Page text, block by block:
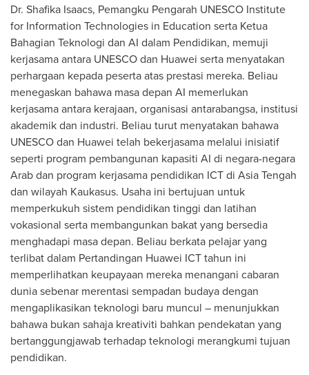
Dr. Shafika Isaacs, Pemangku Pengarah UNESCO Institute
for Information Technologies in Education serta Ketua
Bahagian Teknologi dan AI dalam Pendidikan, memuji
kerjasama antara UNESCO dan Huawei serta menyatakan
perhargaan kepada peserta atas prestasi mereka. Beliau
menegaskan bahawa masa depan AI memerlukan
kerjasama antara kerajaan, organisasi antarabangsa, institusi
akademik dan industri. Beliau turut menyatakan bahawa
UNESCO dan Huawei telah bekerjasama melalui inisiatif
seperti program pembangunan kapasiti AI di negara-negara
Arab dan program kerjasama pendidikan ICT di Asia Tengah
dan wilayah Kaukasus. Usaha ini bertujuan untuk
memperkukuh sistem pendidikan tinggi dan latihan
vokasional serta membangunkan bakat yang bersedia
menghadapi masa depan. Beliau berkata pelajar yang
terlibat dalam Pertandingan Huawei ICT tahun ini
memperlihatkan keupayaan mereka menangani cabaran
dunia sebenar merentasi sempadan budaya dengan
mengaplikasikan teknologi baru muncul – menunjukkan
bahawa bukan sahaja kreativiti bahkan pendekatan yang
bertanggungjawab terhadap teknologi merangkumi tujuan
pendidikan.